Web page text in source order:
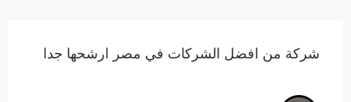
شركة من افضل الشركات في مصر ارشحها جدا